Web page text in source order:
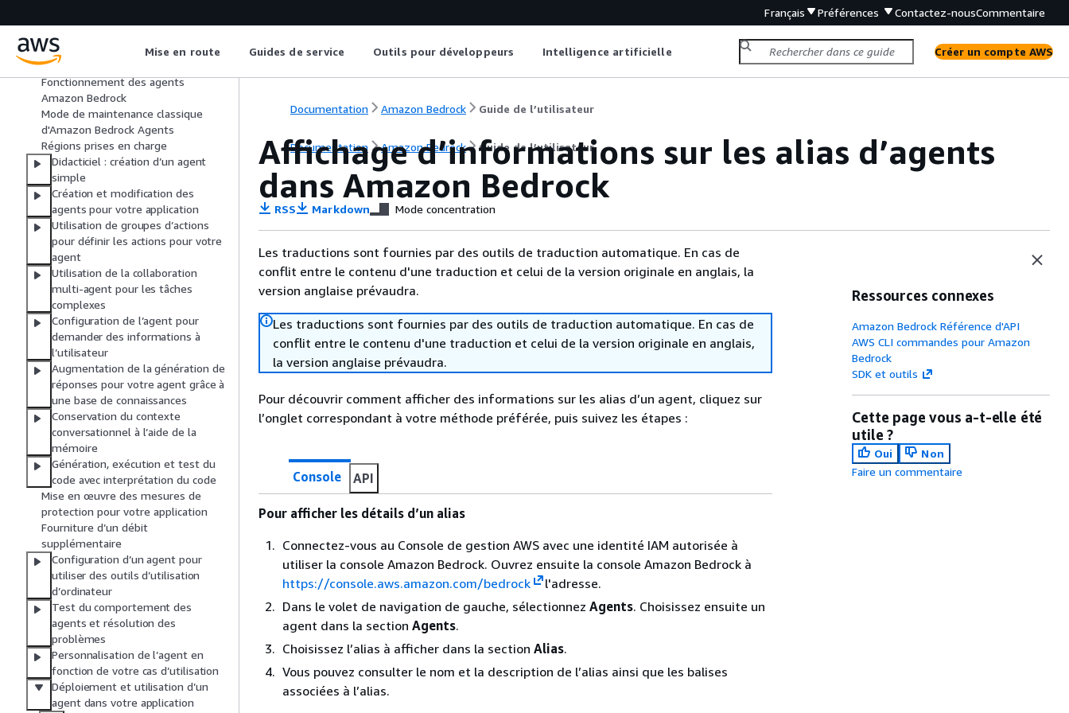
Français Préférences Contactez-nousCommentaire
Mise en route Guides de service Outils pour développeurs Intelligence artificielle Créer un compte AWS
Gestion des invites
Agents : automatisez des tâches
Fonctionnement des agents
Amazon Bedrock
Mode de maintenance classique
d'Amazon Bedrock Agents
Régions prises en charge
Didacticiel : création d’un agent
simple
Création et modification des
agents pour votre application
Utilisation de groupes d’actions
pour définir les actions pour votre
agent
Utilisation de la collaboration
multi-agent pour les tâches
complexes
Configuration de l’agent pour
demander des informations à
l’utilisateur
Augmentation de la génération de
réponses pour votre agent grâce à
une base de connaissances
Conservation du contexte
conversationnel à l’aide de la
mémoire
Génération, exécution et test du
code avec interprétation du code
Mise en œuvre des mesures de
protection pour votre application
Fourniture d’un débit
supplémentaire
Configuration d’un agent pour
utiliser des outils d’utilisation
d’ordinateur
Test du comportement des
agents et résolution des
problèmes
Personnalisation de l’agent en
fonction de votre cas d’utilisation
Déploiement et utilisation d’un
agent dans votre application
Documentation Amazon Bedrock Guide de l’utilisateur
Documentation Amazon Bedrock Guide de l’utilisateur
Affichage d’informations sur les alias d’agents
dans Amazon Bedrock
RSS Markdown Mode concentration
Les traductions sont fournies par des outils de traduction automatique. En cas de
conflit entre le contenu d'une traduction et celui de la version originale en anglais, la
version anglaise prévaudra.
Les traductions sont fournies par des outils de traduction automatique. En cas de
conflit entre le contenu d'une traduction et celui de la version originale en anglais,
la version anglaise prévaudra.
Pour découvrir comment afficher des informations sur les alias d’un agent, cliquez sur
l’onglet correspondant à votre méthode préférée, puis suivez les étapes :
Console API
Pour afficher les détails d’un alias
Connectez-vous au Console de gestion AWS avec une identité IAM autorisée à
utiliser la console Amazon Bedrock. Ouvrez ensuite la console Amazon Bedrock à
https://console.aws.amazon.com/bedrock
l'adresse.
Dans le volet de navigation de gauche, sélectionnez Agents. Choisissez ensuite un
agent dans la section Agents.
Choisissez l’alias à afficher dans la section Alias.
Vous pouvez consulter le nom et la description de l’alias ainsi que les balises
associées à l’alias.
Ressources connexes
Amazon Bedrock Référence d'API
AWS CLI commandes pour Amazon
Bedrock
SDK et outils
Cette page vous a-t-elle été
utile ?
Oui
Non
Faire un commentaire